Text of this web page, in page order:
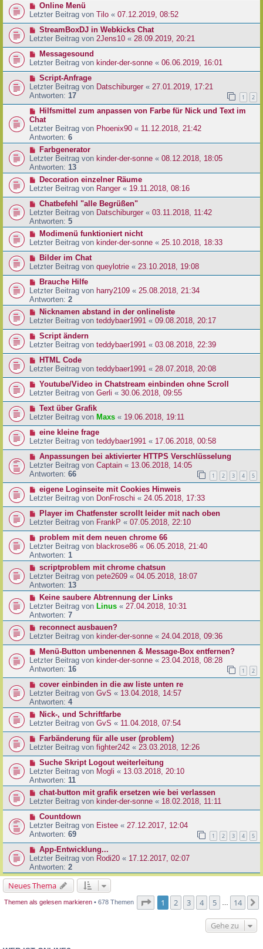
Online Menü
Letzter Beitrag von Tilo « 07.12.2019, 08:52
StreamBoxDJ in Webkicks Chat
Letzter Beitrag von 2Jens10 « 28.09.2019, 20:21
Messagesound
Letzter Beitrag von kinder-der-sonne « 06.06.2019, 16:01
Script-Anfrage
Letzter Beitrag von Datschiburger « 27.01.2019, 17:21
Antworten: 17 1 2
Hilfsmittel zum anpassen von Farbe für Nick und Text im
Chat
Letzter Beitrag von Phoenix90 « 11.12.2018, 21:42
Antworten: 6
Farbgenerator
Letzter Beitrag von kinder-der-sonne « 08.12.2018, 18:05
Antworten: 13
Decoration einzelner Räume
Letzter Beitrag von Ranger« 19.11.2018, 08:16
Chatbefehl "alle Begrüßen"
Letzter Beitrag von Datschiburger « 03.11.2018, 11:42
Antworten: 5
Modimenü funktioniert nicht
Letzter Beitrag von kinder-der-sonne « 25.10.2018, 18:33
Bilder im Chat
Letzter Beitrag von queylotrie « 23.10.2018, 19:08
Brauche Hilfe
Letzter Beitrag von harry2109 « 25.08.2018, 21:34
Antworten: 2
Nicknamen abstand in der onlineliste
Letzter Beitrag von teddybaer1991 « 09.08.2018, 20:17
Script ändern
Letzter Beitrag von teddybaer1991 « 03.08.2018, 22:39
HTML Code
Letzter Beitrag von teddybaer1991 « 28.07.2018, 20:08
Youtube/Video in Chatstream einbinden ohne Scroll
Letzter Beitrag von Gerli « 30.06.2018, 09:55
Text über Grafik
Letzter Beitrag von Maxs « 19.06.2018, 19:11
eine kleine frage
Letzter Beitrag von teddybaer1991 « 17.06.2018, 00:58
Anpassungen bei aktivierter HTTPS Verschlüsselung
Letzter Beitrag von Captain « 13.06.2018, 14:05
Antworten: 66 1 2 3 4 5
eigene Loginseite mit Cookies Hinweis
Letzter Beitrag von DonFroschi « 24.05.2018, 17:33
Player im Chatfenster scrollt leider mit nach oben
Letzter Beitrag von FrankP « 07.05.2018, 22:10
problem mit dem neuen chrome 66
Letzter Beitrag von blackrose86 « 06.05.2018, 21:40
Antworten: 1
scriptproblem mit chrome chatsun
Letzter Beitrag von pete2609 « 04.05.2018, 18:07
Antworten: 13
Keine saubere Abtrennung der Links
Letzter Beitrag von Linus « 27.04.2018, 10:31
Antworten: 7
reconnect ausbauen?
Letzter Beitrag von kinder-der-sonne « 24.04.2018, 09:36
Menü-Button umbenennen & Message-Box entfernen?
Letzter Beitrag von kinder-der-sonne « 23.04.2018, 08:28
Antworten: 16 1 2
cover einbinden in die aw liste unten re
Letzter Beitrag von GvS « 13.04.2018, 14:57
Antworten: 4
Nick-, und Schriftfarbe
Letzter Beitrag von GvS « 11.04.2018, 07:54
Farbänderung für alle user (problem)
Letzter Beitrag von fighter242 « 23.03.2018, 12:26
Suche Skript Logout weiterleitung
Letzter Beitrag von Mogli « 13.03.2018, 20:10
Antworten: 11
chat-button mit grafik ersetzen wie bei verlassen
Letzter Beitrag von kinder-der-sonne « 18.02.2018, 11:11
Countdown
Letzter Beitrag von Eistee « 27.12.2017, 12:04
Antworten: 69 1 2 3 4 5
App-Entwicklung...
Letzter Beitrag von Rodi20 « 17.12.2017, 02:07
Antworten: 2
Neues Thema
Themen als gelesen markieren • 678 Themen Seite von
1 2 3 4 5 14
Gehe zu